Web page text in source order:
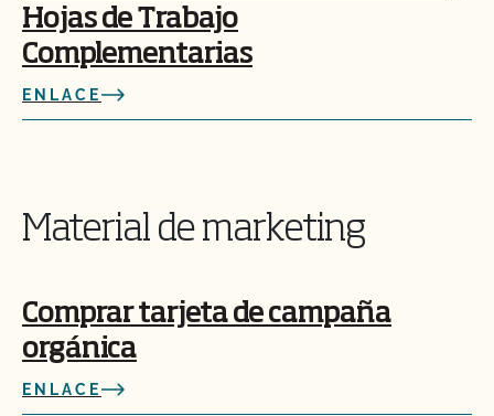
Hojas de Trabajo
Complementarias
ENLACE
Material de marketing
Comprar tarjeta de campaña
orgánica
ENLACE